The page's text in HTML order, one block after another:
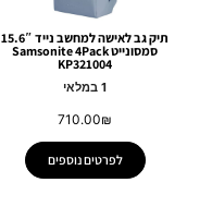
תיק גב לאישה למחשב נייד 15.6″
סמסונייט Samsonite 4Pack
KP321004
1 במלאי
710.00₪
לפרטים נוספים